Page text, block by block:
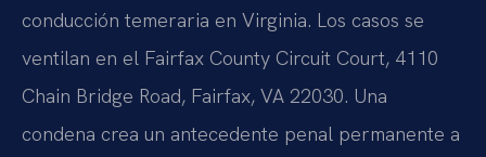
conducción temeraria en Virginia. Los casos se
ventilan en el Fairfax County Circuit Court, 4110
Chain Bridge Road, Fairfax, VA 22030. Una
condena crea un antecedente penal permanente a